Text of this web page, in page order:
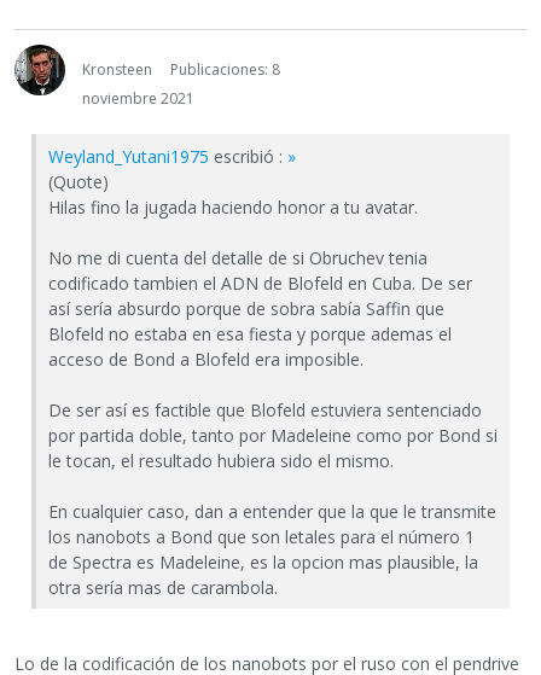
Kronsteen
Publicaciones: 8
noviembre 2021
Weyland_Yutani1975 escribió : »
(Quote)
Hilas fino la jugada haciendo honor a tu avatar.
No me di cuenta del detalle de si Obruchev tenia
codificado tambien el ADN de Blofeld en Cuba. De ser
así sería absurdo porque de sobra sabía Saffin que
Blofeld no estaba en esa fiesta y porque ademas el
acceso de Bond a Blofeld era imposible.
De ser así es factible que Blofeld estuviera sentenciado
por partida doble, tanto por Madeleine como por Bond si
le tocan, el resultado hubiera sido el mismo.
En cualquier caso, dan a entender que la que le transmite
los nanobots a Bond que son letales para el número 1
de Spectra es Madeleine, es la opcion mas plausible, la
otra sería mas de carambola.
Lo de la codificación de los nanobots por el ruso con el pendrive